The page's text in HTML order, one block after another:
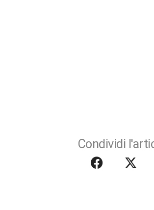
Condividi